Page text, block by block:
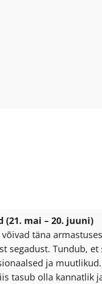
(21. mai – 20. juuni)
täna
segadust. Tundub,
ja
tasub olla kannatlik